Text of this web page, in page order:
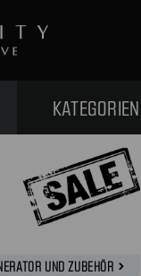
KATEGORIEN
UND ZUBEHÖR navigate_next